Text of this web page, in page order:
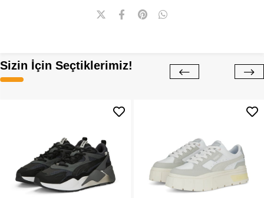
Sizin İçin Seçtiklerimiz!